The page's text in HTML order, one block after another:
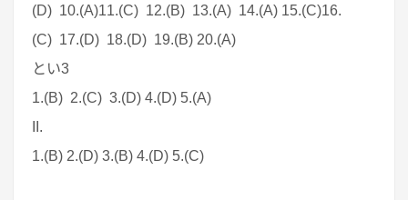
(D) 10.(A)11.(C) 12.(B) 13.(A) 14.(A) 15.(C)16.
(C) 17.(D) 18.(D) 19.(B) 20.(A)
とい3
1.(B) 2.(C) 3.(D) 4.(D) 5.(A)
II.
1.(B) 2.(D) 3.(B) 4.(D) 5.(C)